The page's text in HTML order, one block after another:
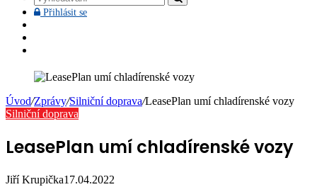
Vyhledávání
Přihlásit sePřihlásit
Úvod/Zprávy/Silniční doprava/LeasePlan umí chladírenské vozy
Silniční doprava
LeasePlan umí chladírenské vozy
Jiří Krupička17.04.2022